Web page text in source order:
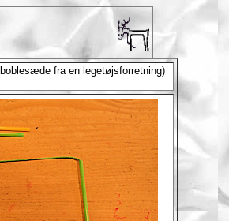
fra en legetøjsforretning)